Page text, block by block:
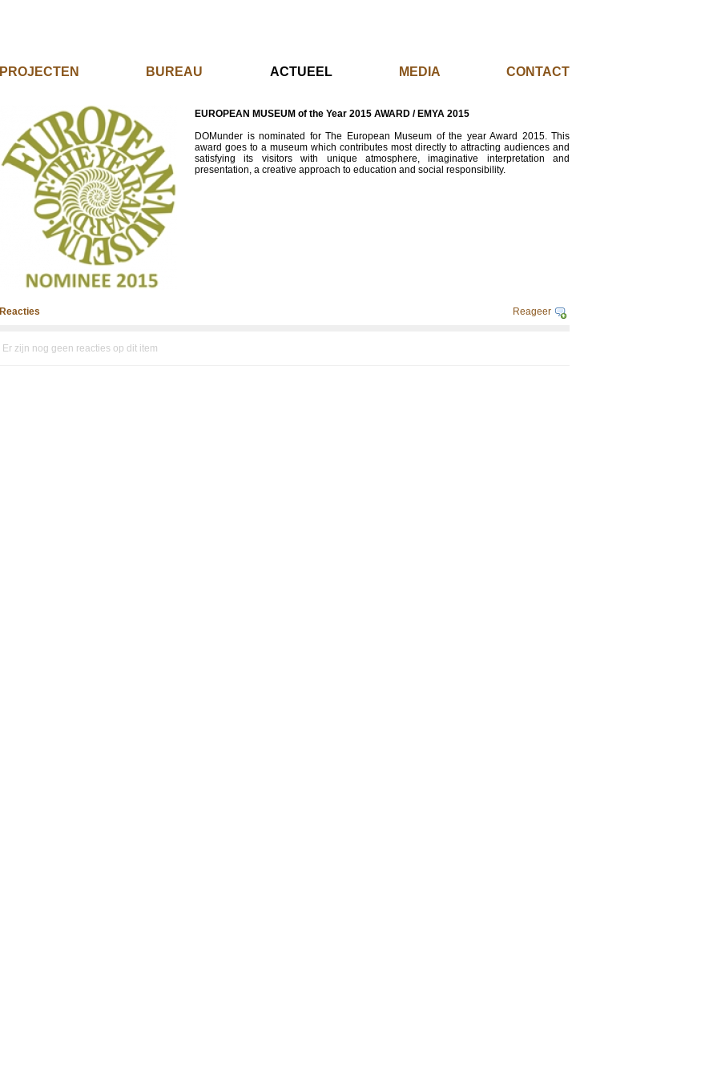
PROJECTEN BUREAU ACTUEEL MEDIA CONTACT
EUROPEAN MUSEUM of the Year 2015 AWARD / EMYA 2015
DOMunder is nominated for The European Museum of the year Award 2015. This
award goes to a museum which contributes most directly to attracting audiences and
satisfying its visitors with unique atmosphere, imaginative interpretation and
presentation, a creative approach to education and social responsibility.
Reacties Reageer
Er zijn nog geen reacties op dit item